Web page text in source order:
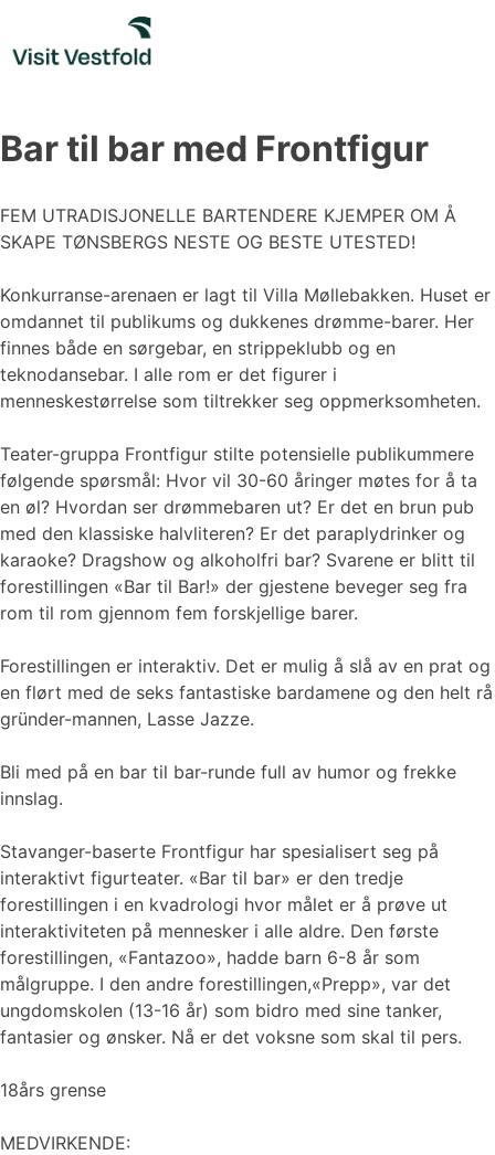
content
Bar til bar med Frontfigur
FEM UTRADISJONELLE BARTENDERE KJEMPER OM Å
SKAPE TØNSBERGS NESTE OG BESTE UTESTED!
Konkurranse-arenaen er lagt til Villa Møllebakken. Huset er
omdannet til publikums og dukkenes drømme-barer. Her
finnes både en sørgebar, en strippeklubb og en
teknodansebar. I alle rom er det figurer i
menneskestørrelse som tiltrekker seg oppmerksomheten.
Teater-gruppa Frontfigur stilte potensielle publikummere
følgende spørsmål: Hvor vil 30-60 åringer møtes for å ta
en øl? Hvordan ser drømmebaren ut? Er det en brun pub
med den klassiske halvliteren? Er det paraplydrinker og
karaoke? Dragshow og alkoholfri bar? Svarene er blitt til
forestillingen «Bar til Bar!» der gjestene beveger seg fra
rom til rom gjennom fem forskjellige barer.
Forestillingen er interaktiv. Det er mulig å slå av en prat og
en flørt med de seks fantastiske bardamene og den helt rå
gründer-mannen, Lasse Jazze.
Bli med på en bar til bar-runde full av humor og frekke
innslag.
Stavanger-baserte Frontfigur har spesialisert seg på
interaktivt figurteater. «Bar til bar» er den tredje
forestillingen i en kvadrologi hvor målet er å prøve ut
interaktiviteten på mennesker i alle aldre. Den første
forestillingen, «Fantazoo», hadde barn 6-8 år som
målgruppe. I den andre forestillingen,«Prepp», var det
ungdomskolen (13-16 år) som bidro med sine tanker,
fantasier og ønsker. Nå er det voksne som skal til pers.
18års grense
MEDVIRKENDE: